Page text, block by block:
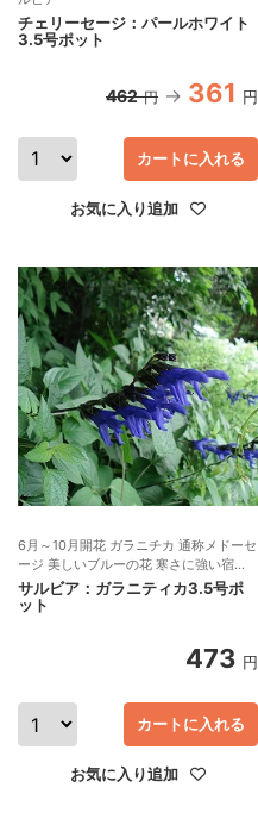
チェリーセージ：パールホワイト
3.5号ポット
462 円 361 円
カートに入れる
お気に入り追加
6月～10月開花 ガラニチカ 通称メドーセ
ージ 美しいブルーの花 寒さに強い宿根
サルビア 宿根草
サルビア：ガラニティカ3.5号ポ
ット
473 円
カートに入れる
お気に入り追加